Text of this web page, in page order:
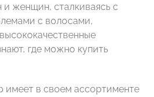
женщин, сталкиваясь с
с волосами,
где можно купить
имеет в своем ассортименте